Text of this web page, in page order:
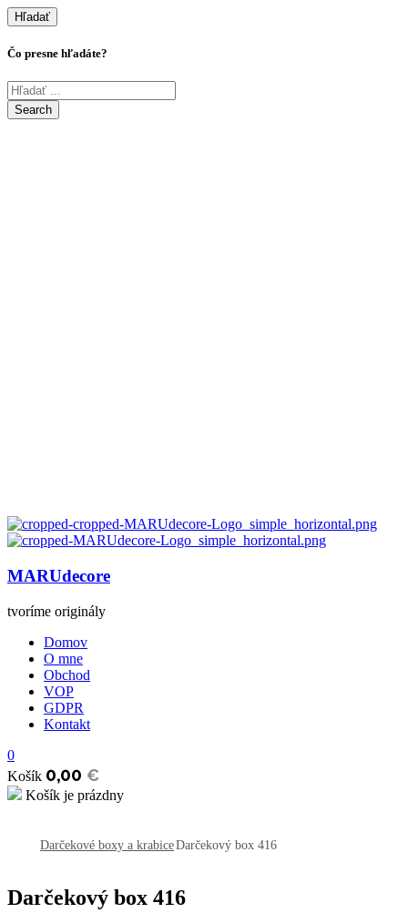
Hľadať
Čo presne hľadáte?
MARUdecore
tvoríme originály
Domov
O mne
Obchod
VOP
GDPR
Kontakt
0
Košík 0,00 €
Košík je prázdny
Darčekové boxy a krabiceDarčekový box 416
Darčekový box 416